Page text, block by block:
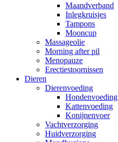
Maandverband
Inlegkruisjes
Tampons
Mooncup
Massageolie
Morning after pil
Menopauze
Erectiestoornissen
Dieren
Dierenvoeding
Hondenvoeding
Kattenvoeding
Konijnenvoer
Vachtverzorging
Huidverzorging